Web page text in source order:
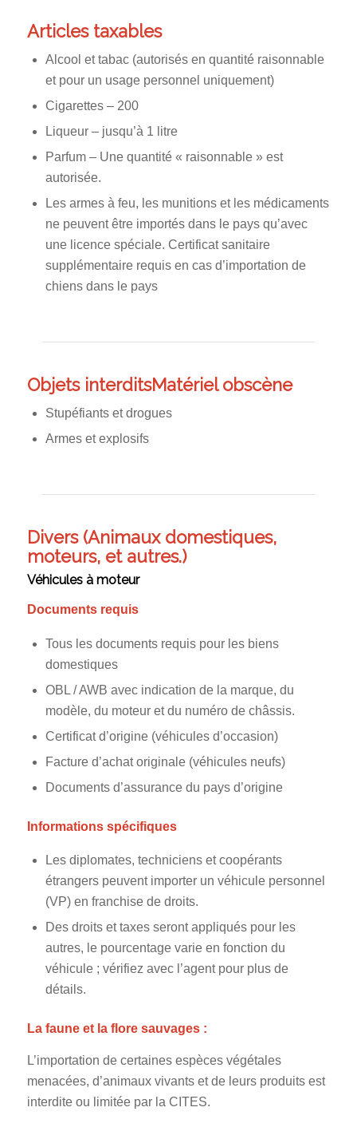
Articles taxables
Alcool et tabac (autorisés en quantité raisonnable
et pour un usage personnel uniquement)
Cigarettes – 200
Liqueur – jusqu’à 1 litre
Parfum – Une quantité « raisonnable » est
autorisée.
Les armes à feu, les munitions et les médicaments
ne peuvent être importés dans le pays qu’avec
une licence spéciale. Certificat sanitaire
supplémentaire requis en cas d’importation de
chiens dans le pays
Objets interditsMatériel obscène
Stupéfiants et drogues
Armes et explosifs
Divers (Animaux domestiques,
moteurs, et autres.)
Véhicules à moteur
Documents requis
Tous les documents requis pour les biens
domestiques
OBL / AWB avec indication de la marque, du
modèle, du moteur et du numéro de châssis.
Certificat d’origine (véhicules d’occasion)
Facture d’achat originale (véhicules neufs)
Documents d’assurance du pays d’origine
Informations spécifiques
Les diplomates, techniciens et coopérants
étrangers peuvent importer un véhicule personnel
(VP) en franchise de droits.
Des droits et taxes seront appliqués pour les
autres, le pourcentage varie en fonction du
véhicule ; vérifiez avec l’agent pour plus de
détails.
La faune et la flore sauvages :
L’importation de certaines espèces végétales
menacées, d’animaux vivants et de leurs produits est
interdite ou limitée par la CITES.